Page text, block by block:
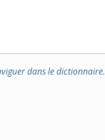
dans le dictionnaire.